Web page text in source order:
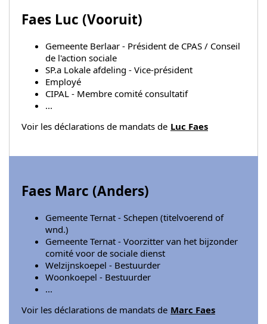
Faes Luc (Vooruit)
Gemeente Berlaar - Président de CPAS / Conseil
de l'action sociale
SP.a Lokale afdeling - Vice-président
Employé
CIPAL - Membre comité consultatif
...
Voir les déclarations de mandats de Luc Faes
Faes Marc (Anders)
Gemeente Ternat - Schepen (titelvoerend of
wnd.)
Gemeente Ternat - Voorzitter van het bijzonder
comité voor de sociale dienst
Welzijnskoepel - Bestuurder
Woonkoepel - Bestuurder
...
Voir les déclarations de mandats de Marc Faes